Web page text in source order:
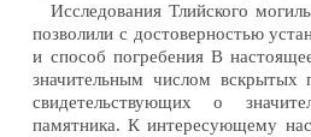
Исследования Тлийского
позволили с достоверностью
и способ погребения В
значительным числом вскрытых
свидетельствующих о
памятника. К интересующему